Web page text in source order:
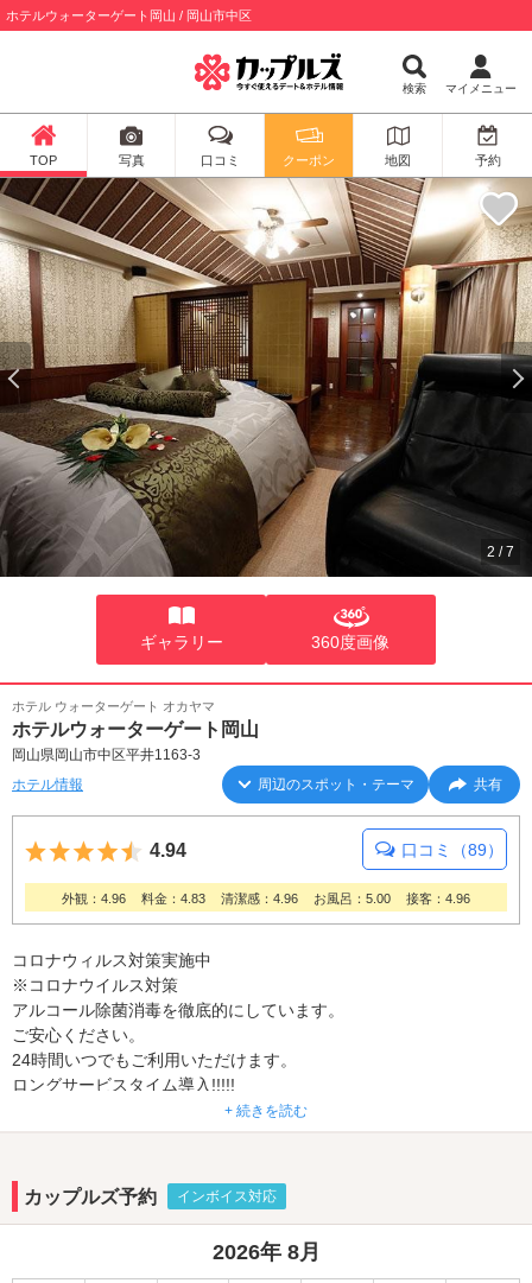
ホテルウォーターゲート岡山 / 岡山市中区
検索 マイメニュー
TOP 写真 口コミ クーポン 地図 予約
2 /7
ギャラリー 360度画像
ホテル ウォーターゲート オカヤマ
ホテルウォーターゲート岡山
岡山県岡山市中区平井1163-3
ホテル情報
周辺のスポット・テーマ 共有
5つ星のうち4.5
4.94 口コミ（89）
外観：4.96 料金：4.83 清潔感：4.96 お風呂：5.00 接客：4.96
コロナウィルス対策実施中
※コロナウイルス対策
アルコール除菌消毒を徹底的にしています。
ご安心ください。
24時間いつでもご利用いただけます。
ロングサービスタイム導入!!!!!
5,300円～
休日の4時間休憩が新登場!!
+ 続きを読む
カップルズ予約 インボイス対応
2026年 8月